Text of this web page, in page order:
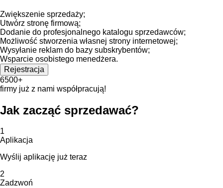
Zwiększenie sprzedaży;
Utwórz stronę firmową;
Dodanie do profesjonalnego katalogu sprzedawców;
Możliwość stworzenia własnej strony internetowej;
Wysyłanie reklam do bazy subskrybentów;
Wsparcie osobistego menedżera.
Rejestracja
6500+
firmy już z nami współpracują!
Jak zacząć sprzedawać?
1
Aplikacja
Wyślij aplikację już teraz
2
Zadzwoń